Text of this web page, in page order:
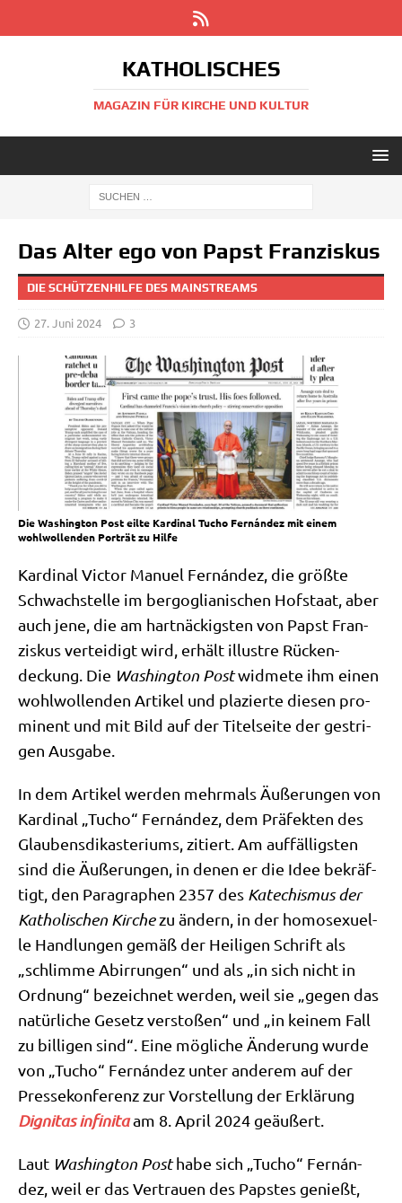
KATHOLISCHES
MAGAZIN FÜR KIRCHE UND KULTUR
Das Alter ego von Papst Franziskus
DIE SCHÜTZENHILFE DES MAINSTREAMS
27. Juni 2024 3
Die Washington Post eilte Kardinal Tucho Fernández mit einem
wohlwollenden Porträt zu Hilfe
Kar­di­nal Vic­tor Manu­el Fernán­dez, die größ­te
Schwach­stel­le im berg­o­glia­ni­schen Hof­staat, aber
auch jene, die am hart­näckig­sten von Papst Fran­
zis­kus ver­tei­digt wird, erhält illu­stre Rücken­
deckung. Die Washing­ton Postwid­me­te ihm einen
wohl­wol­len­den Arti­kel und pla­zier­te die­sen pro­
mi­nent und mit Bild auf der Titel­sei­te der gest­ri­
gen Ausgabe.
In dem Arti­kel wer­den mehr­mals Äuße­run­gen von
Kar­di­nal „Tucho“ Fernán­dez, dem Prä­fek­ten des
Glau­bens­dik­aste­ri­ums, zitiert. Am auf­fäl­lig­sten
sind die Äuße­run­gen, in denen er die Idee bekräf­
tigt, den Para­gra­phen 2357 des Kate­chis­mus der
Katho­li­schen Kir­chezu ändern, in der homo­se­xu­el­
le Hand­lun­gen gemäß der Hei­li­gen Schrift als
„schlim­me Abir­run­gen“ und als „in sich nicht in
Ord­nung“ bezeich­net wer­den, weil sie „gegen das
natür­li­che Gesetz ver­sto­ßen“ und „in kei­nem Fall
zu bil­li­gen sind“. Eine mög­li­che Ände­rung wur­de
von „Tucho“ Fernán­dez unter ande­rem auf der
Pres­se­kon­fe­renz zur Vor­stel­lung der Erklä­rung
Digni­tas infi­ni­taam 8. April 2024 geäußert.
Laut Washing­ton Posthabe sich „Tucho“ Fernán­
dez, weil er das Ver­trau­en des Pap­stes genießt,